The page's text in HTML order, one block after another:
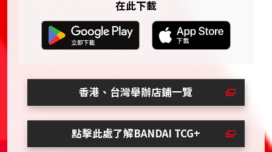
在此下載
香港、台灣舉辦店鋪一覽
點擊此處了解BANDAI TCG+